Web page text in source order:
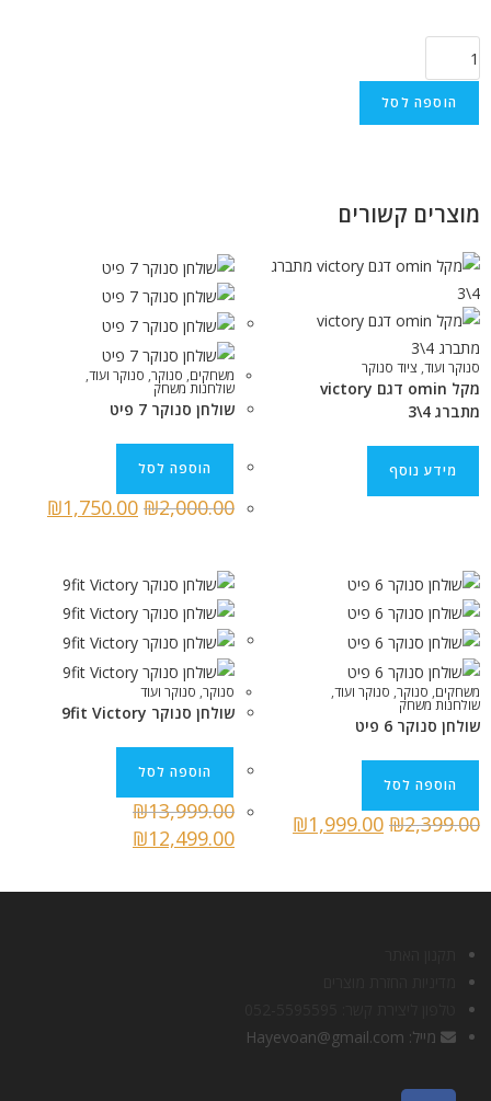
הוספה לסל
מוצרים קשורים
סנוקר ועוד, ציוד סנוקר
מקל omin דגם victory
מתברג 4\3
מידע נוסף
משחקים, סנוקר, סנוקר ועוד,
שולחנות משחק
שולחן סנוקר 7 פיט
הוספה לסל
₪2,000.00
₪1,750.00
משחקים, סנוקר, סנוקר ועוד,
שולחנות משחק
שולחן סנוקר 6 פיט
הוספה לסל
₪2,399.00
₪1,999.00
סנוקר, סנוקר ועוד
שולחן סנוקר 9fit Victory
הוספה לסל
₪13,999.00
₪12,499.00
מייל: Hayevoan@gmail.com